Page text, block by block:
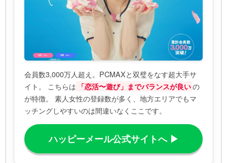
会員数3,000万人超え。PCMAXと双璧をなす超大手サ
イト。 こちらは 「恋活〜遊び」までバランスが良いの
が特徴。 素人女性の登録数が多く、地方エリアでもマ
ッチングしやすいのは間違いなくここです。
ハッピーメール公式サイトへ ▶